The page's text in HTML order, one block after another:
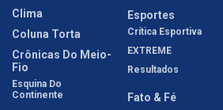
Clima
Coluna Torta
Crônicas Do Meio-
Fio
Esquina Do
Continente
Esportes
Crítica Esportiva
EXTREME
Resultados
Fato & Fé